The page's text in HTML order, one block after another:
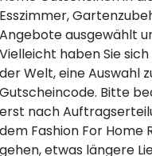
Esszimmer,
Angebote ausgewählt
Vielleicht haben Sie
der Welt, eine Auswahl
Gutscheincode. Bitte
erst nach
dem Fashion For
gehen, etwas längere